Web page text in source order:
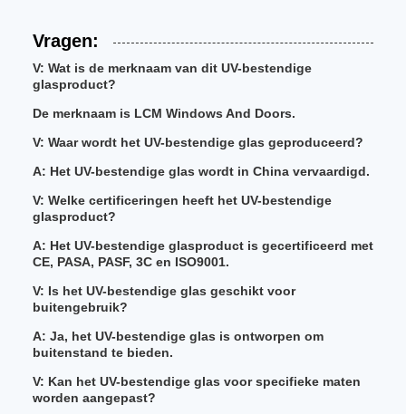
Vragen:
V: Wat is de merknaam van dit UV-bestendige
glasproduct?
De merknaam is LCM Windows And Doors.
V: Waar wordt het UV-bestendige glas geproduceerd?
A: Het UV-bestendige glas wordt in China vervaardigd.
V: Welke certificeringen heeft het UV-bestendige
glasproduct?
A: Het UV-bestendige glasproduct is gecertificeerd met
CE, PASA, PASF, 3C en ISO9001.
V: Is het UV-bestendige glas geschikt voor
buitengebruik?
A: Ja, het UV-bestendige glas is ontworpen om
buitenstand te bieden.
V: Kan het UV-bestendige glas voor specifieke maten
worden aangepast?